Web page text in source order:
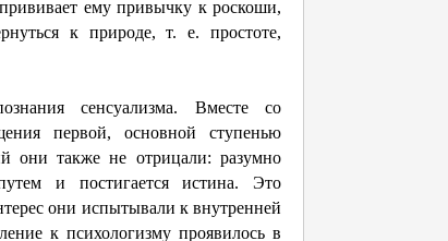
ему привычку к роскоши,
к природе, т. е. простоте,
сенсуализма. Вместе со
первой, основной ступенью
они также не отрицали: разумно
и постигается истина. Это
они испытывали к внутренней
к психологизму проявилось в